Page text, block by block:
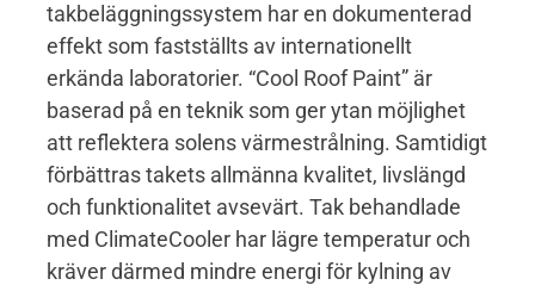
takbeläggningssystem har en dokumenterad
effekt som fastställts av internationellt
erkända laboratorier. “Cool Roof Paint” är
baserad på en teknik som ger ytan möjlighet
att reflektera solens värmestrålning. Samtidigt
förbättras takets allmänna kvalitet, livslängd
och funktionalitet avsevärt. Tak behandlade
med ClimateCooler har lägre temperatur och
kräver därmed mindre energi för kylning av